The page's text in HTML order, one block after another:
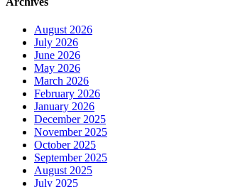
August 2026
July 2026
June 2026
May 2026
March 2026
February 2026
January 2026
December 2025
November 2025
October 2025
September 2025
August 2025
July 2025